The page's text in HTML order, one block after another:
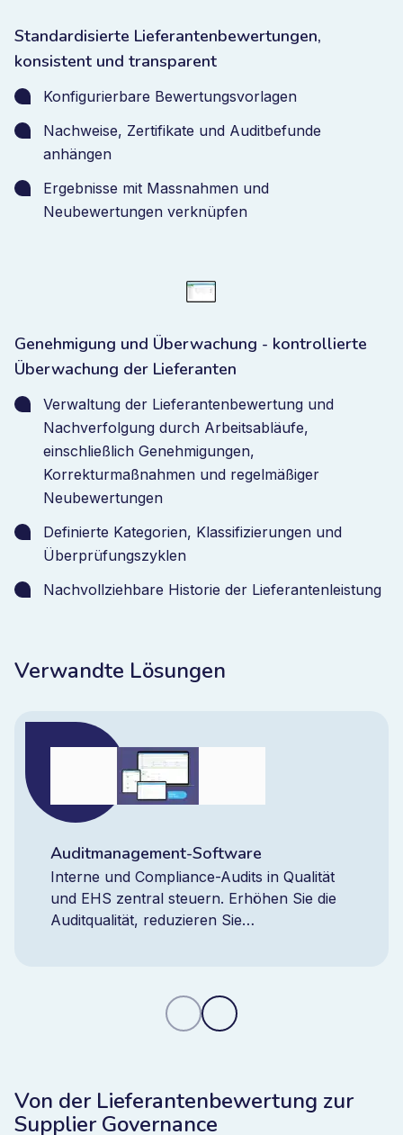
Standardisierte Lieferantenbewertungen,
konsistent und transparent
Konfigurierbare Bewertungsvorlagen
Nachweise, Zertifikate und Auditbefunde
anhängen
Ergebnisse mit Massnahmen und
Neubewertungen verknüpfen
Genehmigung und Überwachung - kontrollierte
Überwachung der Lieferanten
Verwaltung der Lieferantenbewertung und
Nachverfolgung durch Arbeitsabläufe,
einschließlich Genehmigungen,
Korrekturmaßnahmen und regelmäßiger
Neubewertungen
Definierte Kategorien, Klassifizierungen und
Überprüfungszyklen
Nachvollziehbare Historie der Lieferantenleistung
Verwandte Lösungen
Auditmanagement-Software
Interne und Compliance-Audits in Qualität
und EHS zentral steuern. Erhöhen Sie die
Auditqualität, reduzieren Sie
Von der Lieferantenbewertung zur
Supplier Governance